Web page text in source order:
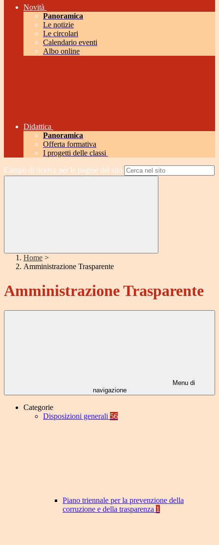
Novità
Panoramica
Le notizie
Le circolari
Calendario eventi
Albo online
Didattica
Panoramica
Offerta formativa
I progetti delle classi
Campo di ricerca per le pagine del sito
Home >
Amministrazione Trasparente
Amministrazione Trasparente
Menu di
navigazione
Categorie
Disposizioni generali 56
Piano triennale per la prevenzione della
corruzione e della trasparenza 1